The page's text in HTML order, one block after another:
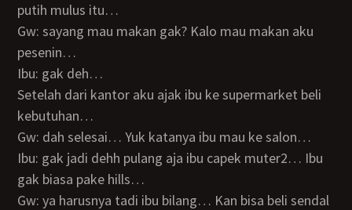
putih mulus itu…
Gw: sayang mau makan gak? Kalo mau makan aku
pesenin…
Ibu: gak deh…
Setelah dari kantor aku ajak ibu ke supermarket beli
kebutuhan…
Gw: dah selesai… Yuk katanya ibu mau ke salon…
Ibu: gak jadi dehh pulang aja ibu capek muter2… Ibu
gak biasa pake hills…
Gw: ya harusnya tadi ibu bilang… Kan bisa beli sendal